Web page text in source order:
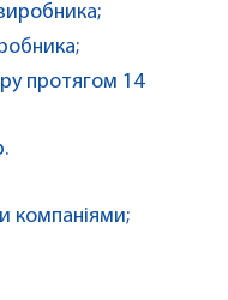
протягом 14
компаніями;